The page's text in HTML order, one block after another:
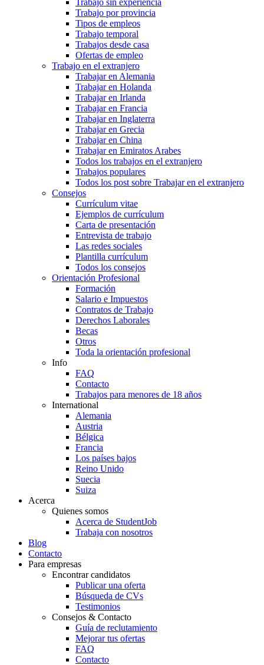
Trabajo sin experiencia
Trabajo por provincia
Tipos de empleos
Trabajo temporal
Trabajos desde casa
Ofertas de empleo
Trabajo en el extranjero
Trabajar en Alemania
Trabajar en Holanda
Trabajar en Irlanda
Trabajar en Francia
Trabajar en Inglaterra
Trabajar en Grecia
Trabajar en China
Trabajar en Emiratos Arabes
Todos los trabajos en el extranjero
Trabajos populares
Todos los post sobre Trabajar en el extranjero
Consejos
Currículum vitae
Ejemplos de currículum
Carta de presentación
Entrevista de trabajo
Las redes sociales
Plantilla currículum
Todos los consejos
Orientación Profesional
Formación
Salario e Impuestos
Contratos de Trabajo
Derechos Laborales
Becas
Otros
Toda la orientación profesional
Info
FAQ
Contacto
Trabajos para menores de 18 años
International
Alemania
Austria
Bélgica
Francia
Los países bajos
Reino Unido
Suecia
Suiza
Acerca
Quienes somos
Acerca de StudentJob
Trabaja con nosotros
Blog
Contacto
Para empresas
Encontrar candidatos
Publicar una oferta
Búsqueda de CVs
Testimonios
Consejos & Contacto
Guía de reclutamiento
Mejorar tus ofertas
FAQ
Contacto